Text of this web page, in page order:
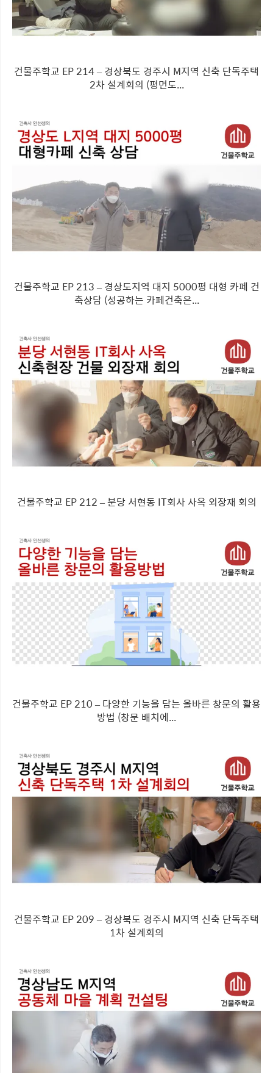
건물주학교 EP 214 – 경상북도 경주시 M지역 신축 단독주택
2차 설계회의 (평면도...
건물주학교 EP 213 – 경상도지역 대지 5000평 대형 카페 건
축상담 (성공하는 카페건축은...
건물주학교 EP 212 – 분당 서현동 IT회사 사옥 외장재 회의
건물주학교 EP 210 – 다양한 기능을 담는 올바른 창문의 활용
방법 (창문 배치에...
건물주학교 EP 209 – 경상북도 경주시 M지역 신축 단독주택
1차 설계회의